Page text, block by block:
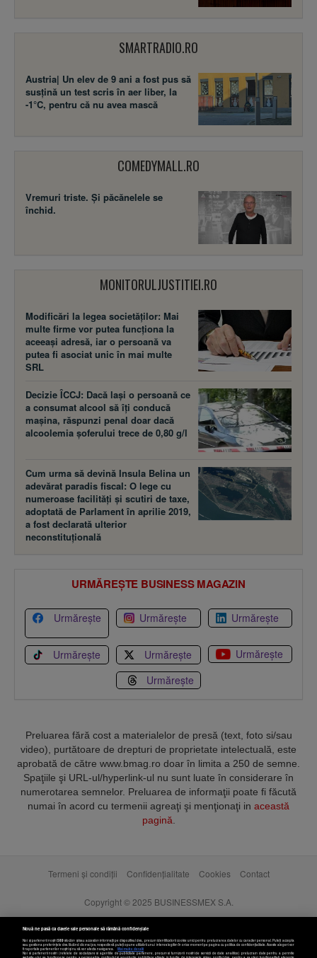
SMARTRADIO.RO
Austria| Un elev de 9 ani a fost pus să
susţină un test scris în aer liber, la
-1°C, pentru că nu avea mască
COMEDYMALL.RO
Vremuri triste. Şi păcănelele se
închid.
MONITORULJUSTITIEI.RO
Modificări la legea societăţilor: Mai
multe firme vor putea funcţiona la
aceeaşi adresă, iar o persoană va
putea fi asociat unic în mai multe
SRL
Decizie ÎCCJ: Dacă laşi o persoană ce
a consumat alcool să îţi conducă
maşina, răspunzi penal doar dacă
alcoolemia şoferului trece de 0,80 g/l
Cum urma să devină Insula Belina un
adevărat paradis fiscal: O lege cu
numeroase facilităţi şi scutiri de taxe,
adoptată de Parlament în aprilie 2019,
a fost declarată ulterior
neconstituţională
URMĂREȘTE BUSINESS MAGAZIN
Urmărește Urmărește Urmărește
Urmărește Urmărește
Urmărește
Urmărește
Preluarea fără cost a materialelor de presă (text, foto si/sau
video), purtătoare de drepturi de proprietate intelectuală, este
aprobată de către www.bmag.ro doar în limita a 250 de semne.
Spaţiile şi URL-ul/hyperlink-ul nu sunt luate în considerare în
numerotarea semnelor. Preluarea de informaţii poate fi făcută
numai în acord cu termenii agreaţi şi menţionaţi in această
pagină
Termeni și condiții Confidențialitate Cookies Contact
Copyright © 2025 BUSINESSMEX S.A.
Nouă ne pasă ca datele tale personale să rămână confidențiale
Noi și partenerii noștri589stocăm și/sau accesăm informații pe dispozitivul dvs., precum identificatorii cookie unici pentru prelucrarea datelor cu caracter personal. Puteți accepta
sau gestiona preferințele dvs. făcând clic mai jos, respectiv vă puteți opune utilizării unui interes legitim în orice moment pe pagina cu politica de confidențialitate. Aceste alegeri vor
fi raportate partenerilor noștri și nu vă vor afecta navigarea.
Mai multe detalii
Noi si partenerii nostri (retelele de socializare si agentiile de publicitate partenere, precum si furnizorii nostri de servicii de date analitice) prelucram date pentru a permite
website-ului sa functioneze, pentru a personaliza continutul si anunturile publicitare afisate in functie de interesele si/sau profilul dvs., pentru a va oferi functionalitati aferente